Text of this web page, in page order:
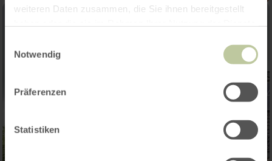
weiteren Daten zusammen, die Sie ihnen bereitgestellt
Notwendig
Präferenzen
Statistiken